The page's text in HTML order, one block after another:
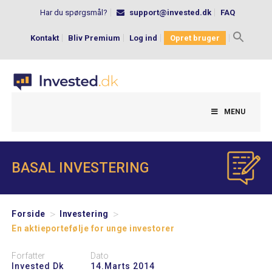
Har du spørgsmål? support@invested.dk FAQ
Kontakt Bliv Premium Log ind Opret bruger
Search
MENU
BASAL INVESTERING
Forside > Investering >
En aktieportefølje for unge investorer
Forfatter
Invested Dk
Dato
14.marts 2014